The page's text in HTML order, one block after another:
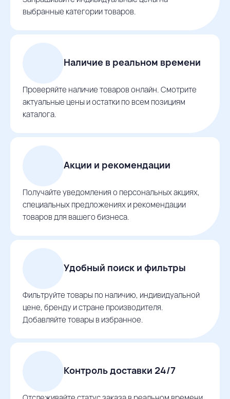
выбранные категории товаров.
Наличие в реальном времени
Проверяйте наличие товаров онлайн. Смотрите
актуальные цены и остатки по всем позициям
каталога.
Акции и рекомендации
Получайте уведомления о персональных акциях,
специальных предложениях и рекомендации
товаров для вашего бизнеса.
Удобный поиск и фильтры
Фильтруйте товары по наличию, индивидуальной
цене, бренду и стране производителя.
Добавляйте товары в избранное.
Контроль доставки 24/7